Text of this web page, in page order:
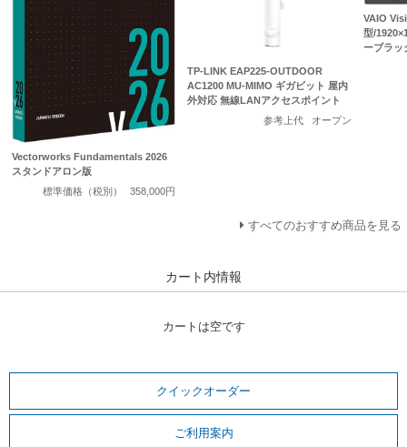
Vectorworks Fundamentals 2026
スタンドアロン版
標準価格（税別）
358,000円
TP-LINK EAP225-OUTDOOR
AC1200 MU-MIMO ギガビット 屋内
外対応 無線LANアクセスポイント
参考上代
オープン
VAIO
型/
ーブラッ
すべてのおすすめ商品を見る
カート内情報
カートは空です
クイックオーダー
ご利用案内